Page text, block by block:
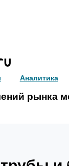
Аналитика
рынка